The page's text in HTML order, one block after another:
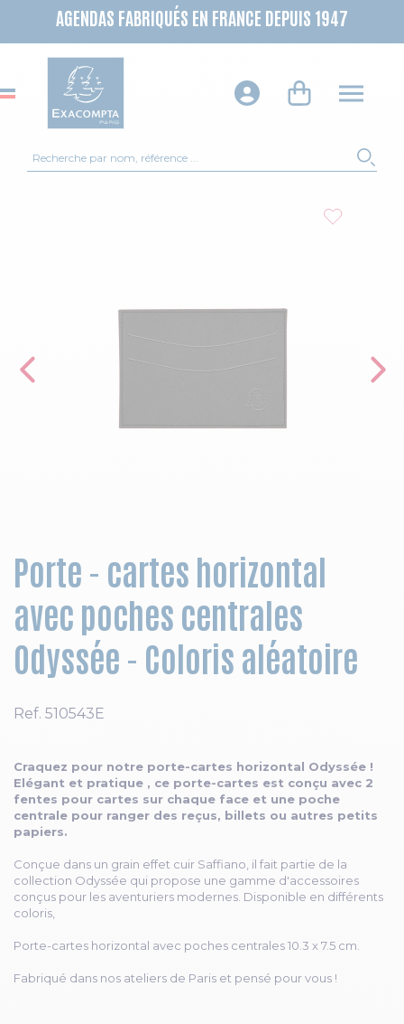
AGENDAS FABRIQUÉS EN FRANCE DEPUIS 1947
Porte - cartes horizontal
avec poches centrales
Odyssée - Coloris aléatoire
Ref. 510543E
Craquez pour notre porte-cartes horizontal Odyssée !
Elégant et pratique , ce porte-cartes est conçu avec 2
fentes pour cartes sur chaque face et une poche
centrale pour ranger des reçus, billets ou autres petits
papiers.
Conçue dans un grain effet cuir Saffiano, il fait partie de la
collection Odyssée qui propose une gamme d'accessoires
conçus pour les aventuriers modernes. Disponible en différents
coloris,
Porte-cartes horizontal avec poches centrales 10.3 x 7.5 cm.
Fabriqué dans nos ateliers de Paris et pensé pour vous !